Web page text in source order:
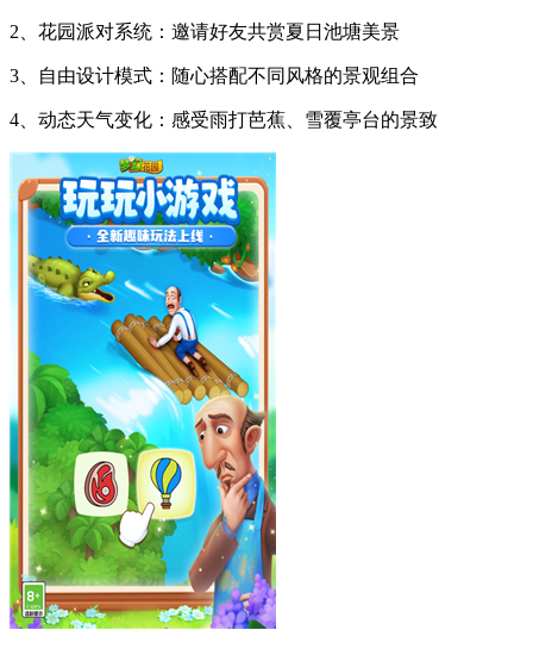
2、花园派对系统：邀请好友共赏夏日池塘美景
3、自由设计模式：随心搭配不同风格的景观组合
4、动态天气变化：感受雨打芭蕉、雪覆亭台的景致